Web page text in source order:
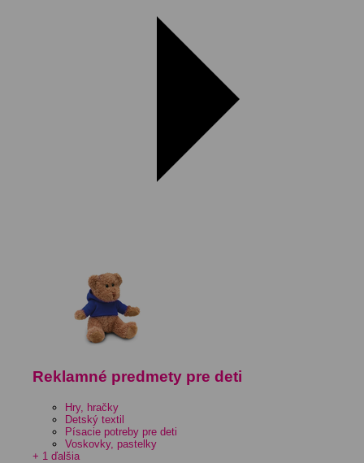
Reklamné predmety pre deti
Hry, hračky
Detský textil
Písacie potreby pre deti
Voskovky, pastelky
+ 1 ďalšia